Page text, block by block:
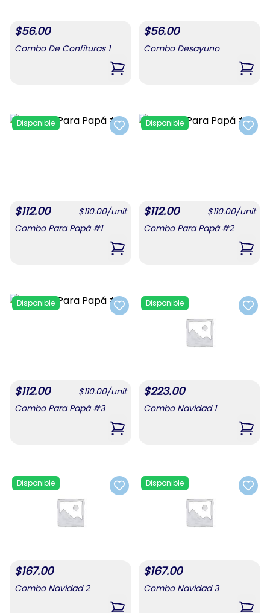
$56.00
Combo De Confituras 1
,Combo De Confituras 1
$56.00
Combo Desayuno
,
Add to favorites
Disponible
$112.00 $110.00/unit
Combo Para Papá #1
,Combo Para Papá #1
Add
Disponible
$112.00 $110.00/unit
Combo Para Papá #2
,
Add to favorites
Disponible
$112.00 $110.00/unit
Combo Para Papá #3
,Combo Para Papá #3
Add
Disponible
$223.00
Combo Navidad 1
,
Add to favorites
Disponible
$167.00
Combo Navidad 2
Add
Disponible
$167.00
Combo Navidad 3